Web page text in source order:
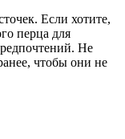
Если хотите,
перца для
Не
чтобы они не